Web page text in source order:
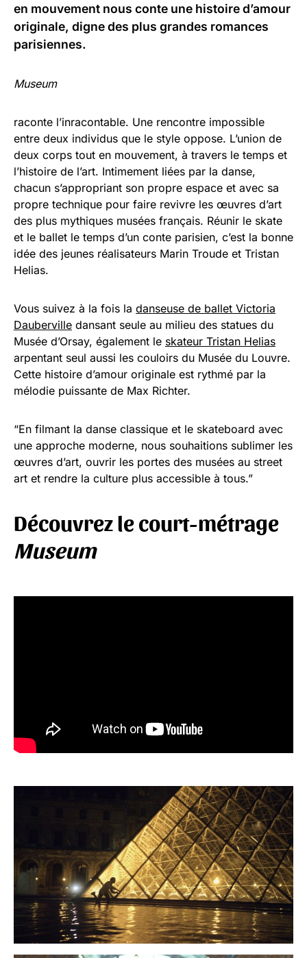
en mouvement nous conte une histoire d’amour
originale, digne des plus grandes romances
parisiennes.
Museum
raconte l’inracontable. Une rencontre impossible
entre deux individus que le style oppose. L’union de
deux corps tout en mouvement, à travers le temps et
l’histoire de l’art. Intimement liées par la danse,
chacun s’appropriant son propre espace et avec sa
propre technique pour faire revivre les œuvres d’art
des plus mythiques musées français. Réunir le skate
et le ballet le temps d’un conte parisien, c’est la bonne
idée des jeunes réalisateurs Marin Troude et Tristan
Helias.
Vous suivez à la fois la danseuse de ballet Victoria
Dauberville dansant seule au milieu des statues du
Musée d’Orsay, également le skateur Tristan Helias
arpentant seul aussi les couloirs du Musée du Louvre.
Cette histoire d’amour originale est rythmé par la
mélodie puissante de Max Richter.
“En filmant la danse classique et le skateboard avec
une approche moderne, nous souhaitions sublimer les
œuvres d’art, ouvrir les portes des musées au street
art et rendre la culture plus accessible à tous.”
Découvrez le court-métrage
Museum